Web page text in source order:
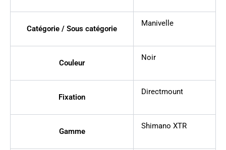
Catégorie / Sous catégorie
Manivelle
Couleur
Noir
Fixation
Directmount
Gamme
Shimano XTR